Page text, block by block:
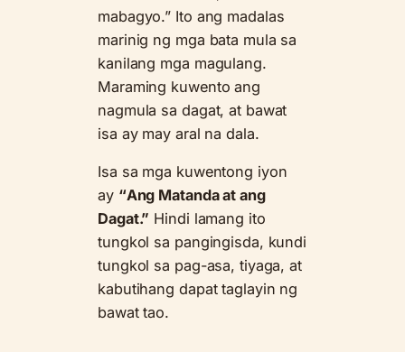
mabagyo.” Ito ang madalas
marinig ng mga bata mula sa
kanilang mga magulang.
Maraming kuwento ang
nagmula sa dagat, at bawat
isa ay may aral na dala.
Isa sa mga kuwentong iyon
ay “Ang Matanda at ang
Dagat.” Hindi lamang ito
tungkol sa pangingisda, kundi
tungkol sa pag-asa, tiyaga, at
kabutihang dapat taglayin ng
bawat tao.